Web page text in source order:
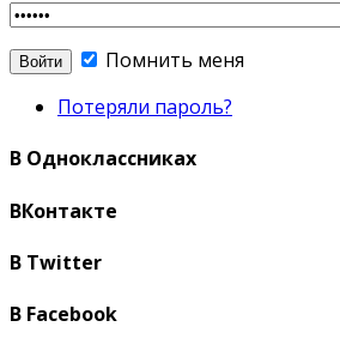
Помнить меня
Потеряли пароль?
В Одноклассниках
ВКонтакте
В Twitter
В Facebook